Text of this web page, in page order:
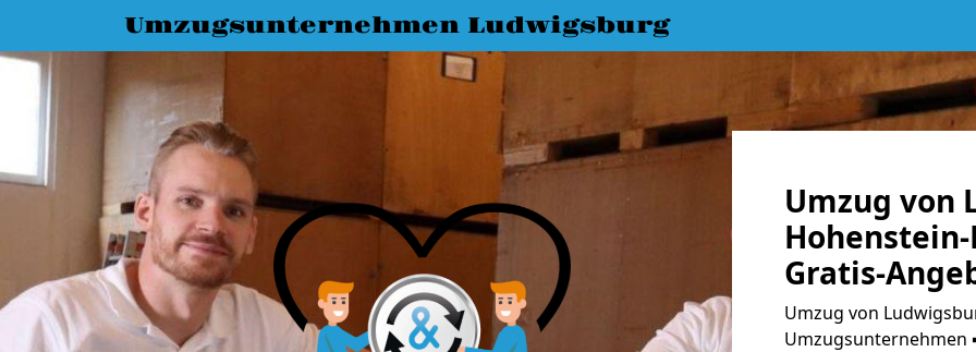
Umzugsunternehmen Ludwigsburg
Umzug von
Gratis-
Umzug von
Umzugsunternehmen